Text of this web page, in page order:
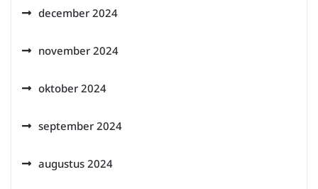
december 2024
november 2024
oktober 2024
september 2024
augustus 2024